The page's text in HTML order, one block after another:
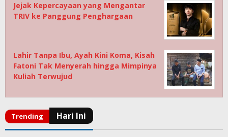
Jejak Kepercayaan yang Mengantar
TRIV ke Panggung Penghargaan
Lahir Tanpa Ibu, Ayah Kini Koma, Kisah
Fatoni Tak Menyerah hingga Mimpinya
Kuliah Terwujud